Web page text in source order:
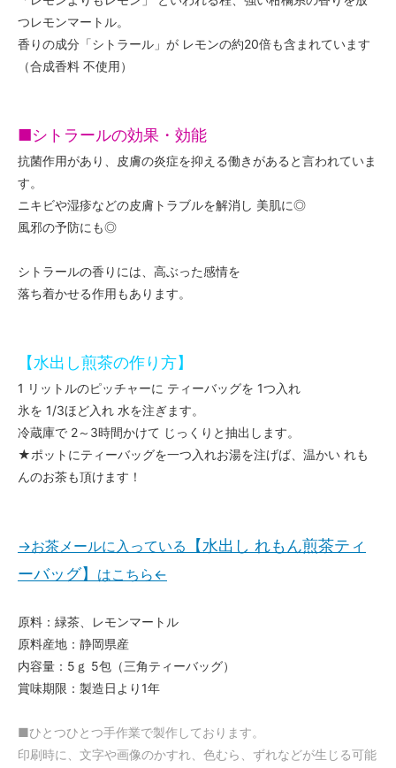
つレモンマートル。
香りの成分「シトラール」が レモンの約20倍も含まれています
（合成香料 不使用）
■シトラールの効果・効能
抗菌作用があり、皮膚の炎症を抑える働きがあると言われていま
す。
ニキビや湿疹などの皮膚トラブルを解消し 美肌に◎
風邪の予防にも◎
シトラールの香りには、高ぶった感情を
落ち着かせる作用もあります。
【水出し煎茶の作り方】
1 リットルのピッチャーに ティーバッグを 1つ入れ
氷を 1/3ほど入れ 水を注ぎます。
冷蔵庫で 2～3時間かけて じっくりと抽出します。
★ポットにティーバッグを一つ入れお湯を注げば、温かい れも
んのお茶も頂けます！
→お茶メールに入っている
【水出し れもん煎茶ティ
ーバッグ】 はこちら←
原料：緑茶、レモンマートル
原料産地：静岡県産
内容量：5ｇ 5包（三角ティーバッグ）
賞味期限：製造日より1年
■ひとつひとつ手作業で製作しております。
印刷時に、文字や画像のかすれ、色むら、ずれなどが生じる可能